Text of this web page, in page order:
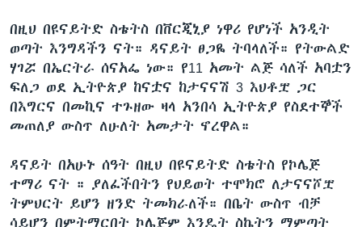
በዚህ በዩናይትድ ስቴትስ በቨርጂኒያ ነዋሪ የሆነች አንዲት
ወጣት እንግዳችን ናት። ዳናይት ፀጋዬ ትባላለች። የትውልድ
ሃገሯ በኤርትራ ሰናአፌ ነው። የ11 አመት ልጅ ሳለች አባቷን
ፍለጋ ወደ ኢትዮጵያ ከናቷና ከታናናሽ 3 እህቶቿ ጋር
በእግርና በመኪና ተጉዘው ዛላ አንበሳ ኢትዮጵያ የስደተኞች
መጠለያ ውስጥ ለሁለት አመታት ኖረዋል።
ዳናይት በአሁኑ ሰዓት በዚህ በዩናይትድ ስቴትስ የኮሌጅ
ተማሪ ናት ። ያለፈችበትን የህይወት ተሞክሮ ለታናናሾቿ
ትምህርት ይሆን ዘንድ ትመክራለች። በቤት ውስጥ ብቻ
ሳይሆን በምትማርበት ኮሌጅም እንዴት ስኬትን ማምጣት